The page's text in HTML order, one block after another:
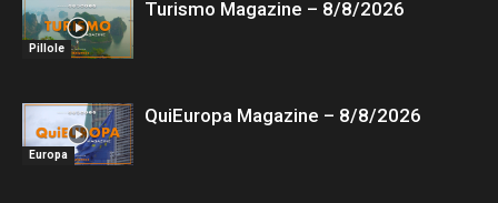
Pillole
Turismo Magazine – 8/8/2026
Europa
QuiEuropa Magazine – 8/8/2026